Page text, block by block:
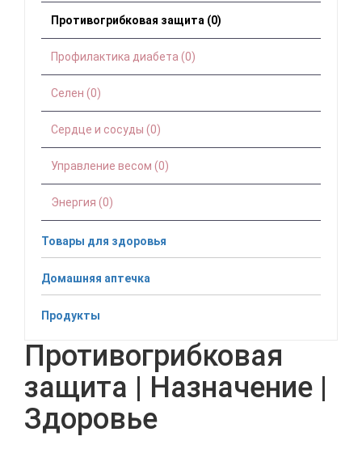
Противогрибковая защита (0)
Профилактика диабета (0)
Селен (0)
Сердце и сосуды (0)
Управление весом (0)
Энергия (0)
Товары для здоровья
Домашняя аптечка
Продукты
Противогрибковая
защита | Назначение |
Здоровье